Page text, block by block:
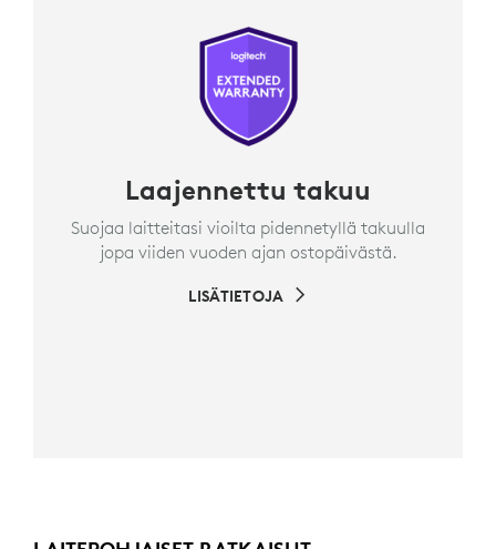
Laajennettu takuu
Suojaa laitteitasi vioilta pidennetyllä takuulla
jopa viiden vuoden ajan ostopäivästä.
LISÄTIETOJA